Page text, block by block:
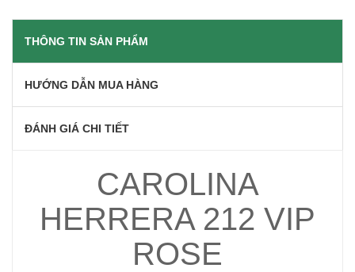
THÔNG TIN SẢN PHẨM
HƯỚNG DẪN MUA HÀNG
ĐÁNH GIÁ CHI TIẾT
CAROLINA
HERRERA 212 VIP
ROSE